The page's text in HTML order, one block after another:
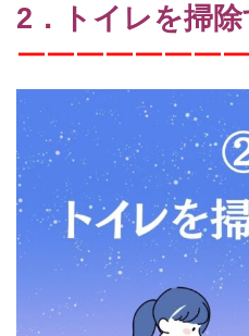
2．トイレを掃
￣￣￣￣￣￣￣